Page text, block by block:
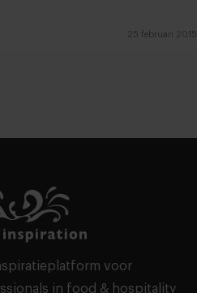
25 februari 2015
voor
in food & hospitality